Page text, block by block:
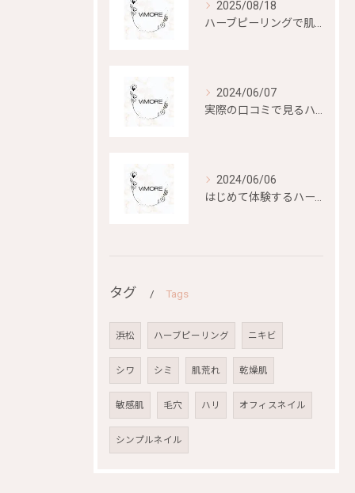
2025/08/18
2024/06/07
2024/06/06
タグ Tags
浜松 ハーブピーリング ニキビ
シワ シミ 肌荒れ 乾燥肌
敏感肌 毛穴 ハリ オフィスネイル
シンプルネイル